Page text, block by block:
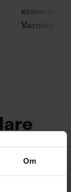
Om
Varning
och